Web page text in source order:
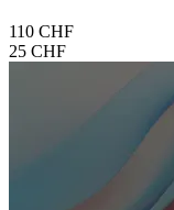
110 CHF
25 CHF